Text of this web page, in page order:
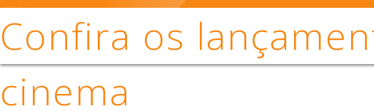
Confira os
cinema